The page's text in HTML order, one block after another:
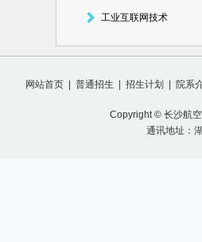
工业互联网技术
网站首页 普通招生 招生计划 院系
Copyright © 长沙航
通讯地址：